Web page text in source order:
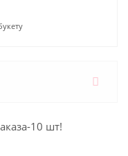
10 шт!